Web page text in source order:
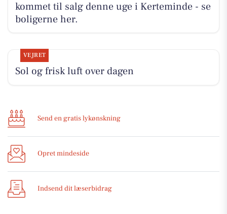
kommet til salg denne uge i Kerteminde - se
boligerne her.
VEJRET
Sol og frisk luft over dagen
Send en gratis lykønskning
Opret mindeside
Indsend dit læserbidrag